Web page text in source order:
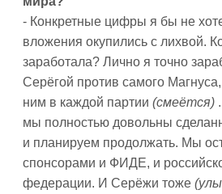
- Конкретные цифры я бы не
вложения окупились с лихвой.
заработала? Лично я точно
Серёгой против самого
ним в каждой партии (смеётся)
мы полностью довольны
и планируем продолжать. Мы
спонсорами и ФИДЕ, и
федерации. И Серёжи тоже